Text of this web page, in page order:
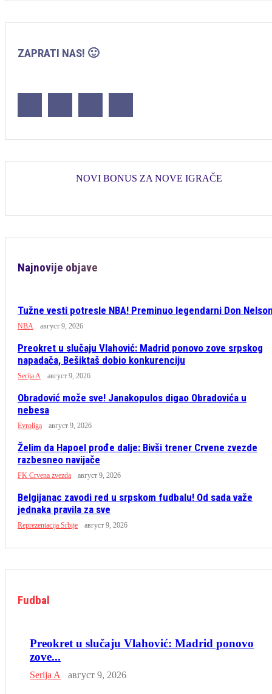
ZAPRATI NAS! 🙂
NOVI BONUS ZA NOVE IGRAČE
Najnovije objave
Tužne vesti potresle NBA! Preminuo legendarni Don
NBA август 9, 2026
Preokret u slučaju Vlahović: Madrid ponovo zove srpskog
napadača, Bešiktaš dobio konkurenciju
Serija A август 9, 2026
Obradović može sve! Janakopulos digao Obradovića u
nebesa
Evroliga август 9, 2026
Želim da Hapoel prođe dalje: Bivši trener Crvene zvezde
razbesneo navijače
FK Crvena zvezda август 9, 2026
Belgijanac zavodi red u srpskom fudbalu! Od sada važe
jednaka pravila za sve
Reprezentacija Srbije август 9, 2026
Fudbal
Preokret u slučaju Vlahović: Madrid ponovo
zove...
Serija A август 9, 2026